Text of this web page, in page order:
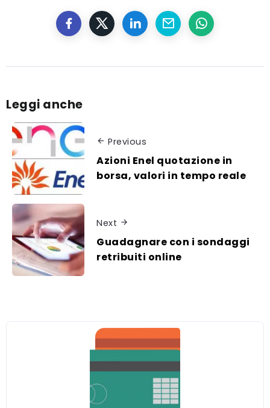
Leggi anche
Previous
Azioni Enel quotazione in
borsa, valori in tempo reale
Next
Guadagnare con i sondaggi
retribuiti online